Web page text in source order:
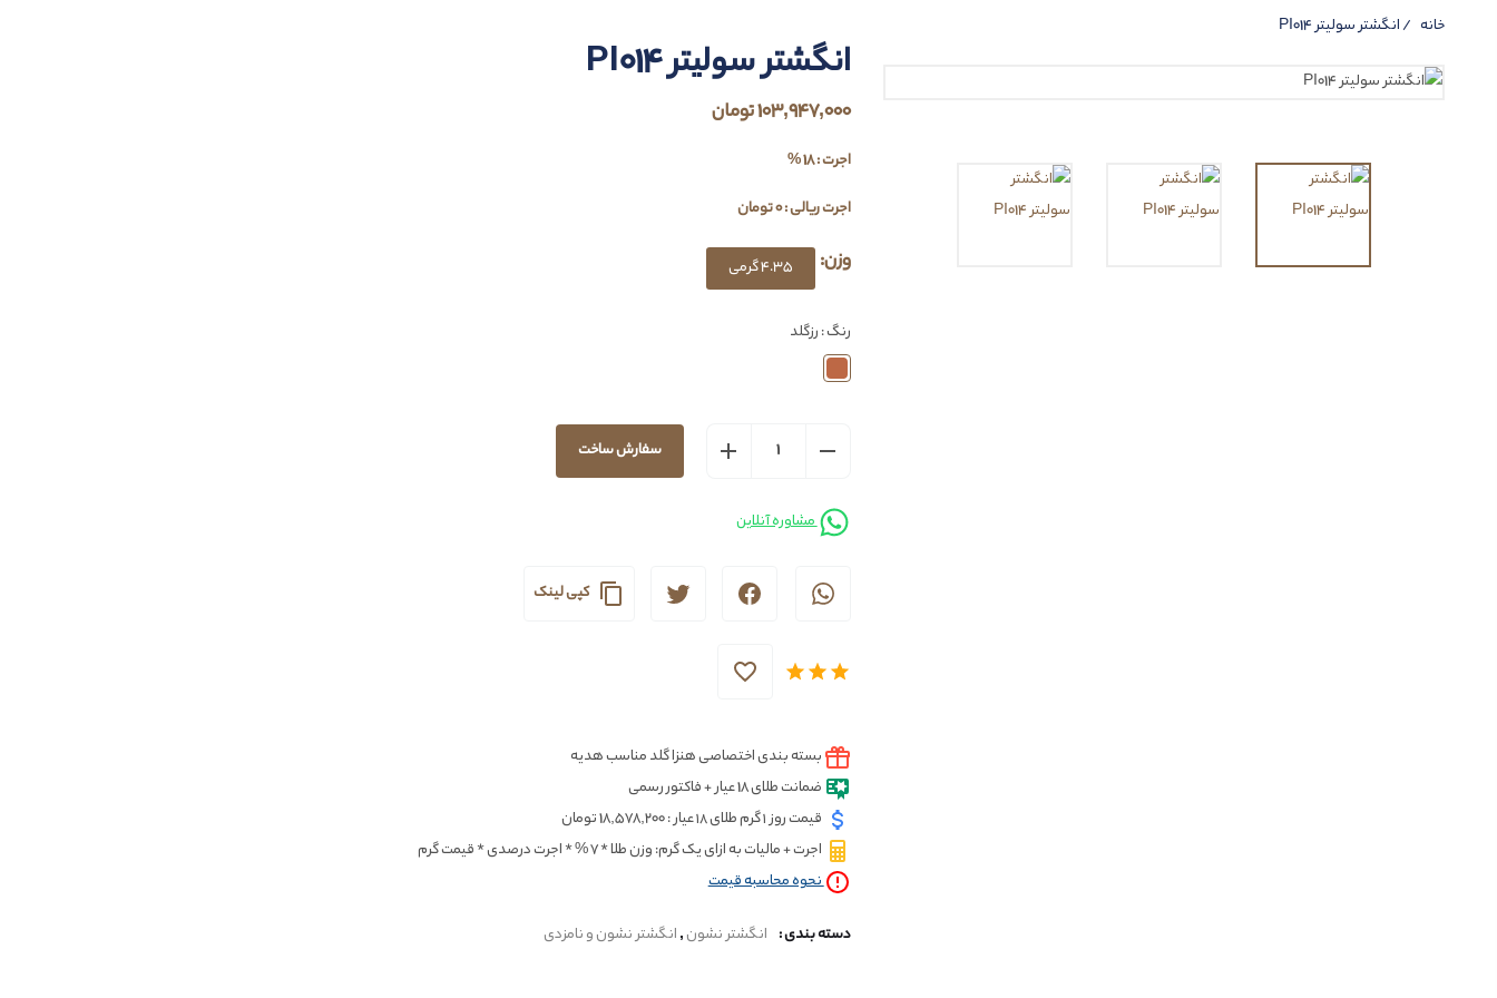
خانه انگشتر سولیتر PI014
انگشتر سولیتر PI014
103,947,000 تومان
اجرت : 18 %
اجرت ریالی : 0 تومان
وزن: 4.35 گرمی
رنگ : رزگلد
سفارش ساخت
مشاوره آنلاین
کپی لینک
بسته بندی اختصاصی هنزا گلد مناسب هدیه
ضمانت طلای 18 عیار + فاکتور رسمی
قیمت روز ۱ گرم طلای ۱۸ عیار : 18,578,200 تومان
اجرت + مالیات به ازای یک گرم: وزن طلا * 7 % * اجرت درصدی * قیمت گرم
نحوه محاسبه قيمت
دسته بندی : انگشتر نشون,انگشتر نشون و نامزدی